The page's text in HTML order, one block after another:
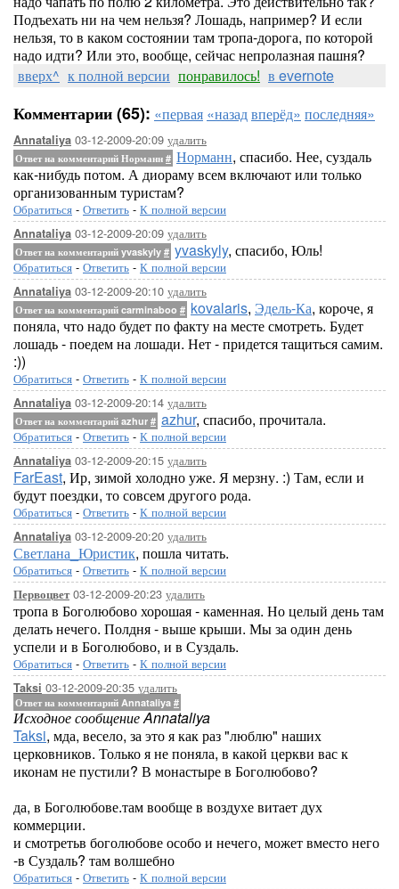
Подъехать ни на чем нельзя? Лошадь, например? И если
нельзя, то в каком состоянии там тропа-дорога, по которой
надо идти? Или это, вообще, сейчас непролазная пашня?
вверх^ к полной версии понравилось! в evernote
Комментарии (65): «первая «назадвперёд» последняя»
Annataliya 03-12-2009-20:09 удалить
Ответ на комментарий Норманн # Норманн, спасибо. Нее, суздаль
как-нибудь потом. А диораму всем включают или только
организованным туристам?
Обратиться - Ответить - К полной версии
Annataliya 03-12-2009-20:09 удалить
Ответ на комментарий yvaskyly # yvaskyly, спасибо, Юль!
Обратиться - Ответить - К полной версии
Annataliya 03-12-2009-20:10 удалить
Ответ на комментарий carminaboo # kovalaris, Эдель-Ка, короче, я
поняла, что надо будет по факту на месте смотреть. Будет
лошадь - поедем на лошади. Нет - придется тащиться самим.
:))
Обратиться - Ответить - К полной версии
Annataliya 03-12-2009-20:14 удалить
Ответ на комментарий azhur # azhur, спасибо, прочитала.
Обратиться - Ответить - К полной версии
Annataliya 03-12-2009-20:15 удалить
FarEast, Ир, зимой холодно уже. Я мерзну. :) Там, если и
будут поездки, то совсем другого рода.
Обратиться - Ответить - К полной версии
Annataliya 03-12-2009-20:20 удалить
Светлана_Юристик, пошла читать.
Обратиться - Ответить - К полной версии
Первоцвет03-12-2009-20:23 удалить
тропа в Боголюбово хорошая - каменная. Но целый день там
делать нечего. Полдня - выше крыши. Мы за один день
успели и в Боголюбово, и в Суздаль.
Обратиться - Ответить - К полной версии
Taksi 03-12-2009-20:35 удалить
Ответ на комментарий Annataliya #
Исходное сообщение Annataliya
Taksi, мда, весело, за это я как раз "люблю" наших
церковников. Только я не поняла, в какой церкви вас к
иконам не пустили? В монастыре в Боголюбово?
да, в Боголюбове.там вообще в воздухе витает дух
коммерции.
и смотретьв боголюбове особо и нечего, может вместо него
-в Суздаль? там волшебно
Обратиться - Ответить - К полной версии